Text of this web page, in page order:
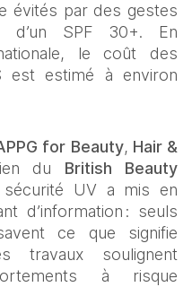
évités par des gestes
d’un SPF 30+. En
le coût des
est estimé à environ
for Beauty, Hair &
du British Beauty
sécurité UV a mis en
d’information : seuls
ce que signifie
travaux soulignent
à risque